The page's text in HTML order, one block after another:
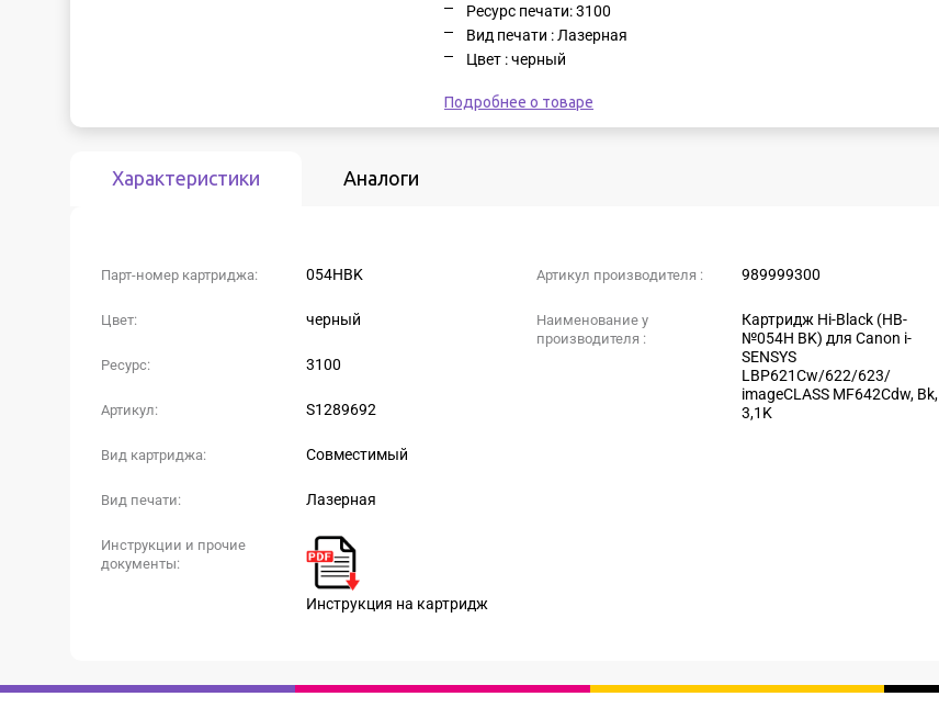
Ресурс печати: 3100
Вид печати : Лазерная
Цвет : черный
Подробнее о товаре
Характеристики Аналоги
Парт-номер картриджа: 054HBK
Цвет: черный
Ресурс: 3100
Артикул: S1289692
Вид картриджа: Совместимый
Вид печати: Лазерная
Инструкции и прочие
документы:
Инструкция на картридж
Артикул производителя : 989999300
Наименование у
производителя :
Картридж Hi-Black (HB-
№054H BK) для Canon i-
SENSYS
LBP621Cw/622/623/
imageCLASS MF642Cdw, Bk,
3,1K